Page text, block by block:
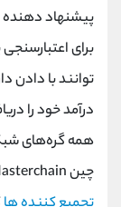
پیشنهاد
برای
توانند با دادن
درآمد خود را
همه گره‌های
چین